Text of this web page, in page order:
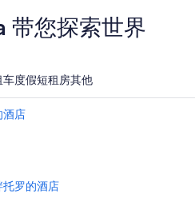
带您探索世界
车度假短租房其他
酒店
罗的酒店